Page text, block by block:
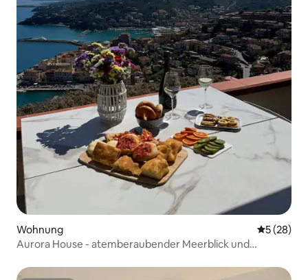
Wohnung
5 (28)
Aurora House - atemberaubender Meerblick und